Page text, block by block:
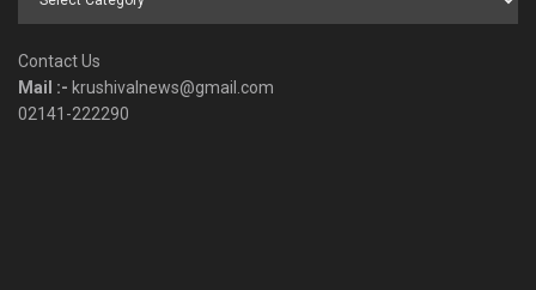
Contact Us
Mail :- krushivalnews@gmail.com
02141-222290